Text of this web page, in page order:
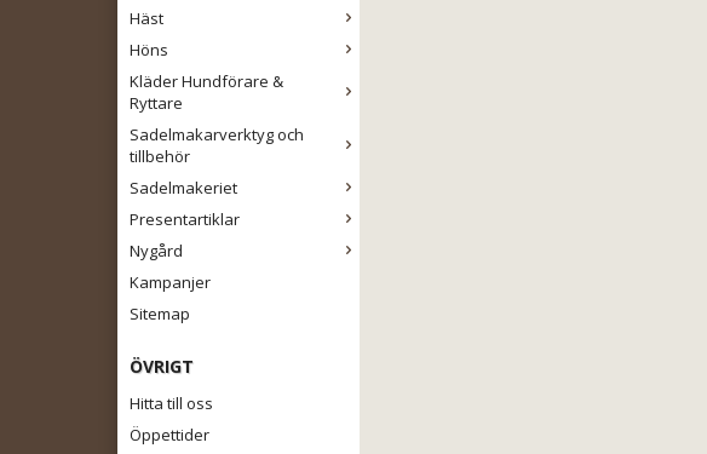
Häst
Höns
Kläder Hundförare &
Ryttare
Sadelmakarverktyg och
tillbehör
Sadelmakeriet
Presentartiklar
Nygård
Kampanjer
Sitemap
ÖVRIGT
Hitta till oss
Öppettider